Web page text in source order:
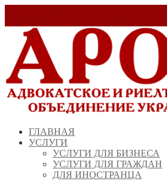
ГЛАВНАЯ
УСЛУГИ
УСЛУГИ ДЛЯ БИЗНЕСА
УСЛУГИ ДЛЯ ГРАЖДАН
ДЛЯ ИНОСТРАНЦА